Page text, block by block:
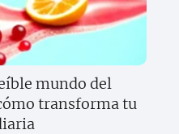
mundo del
transforma tu